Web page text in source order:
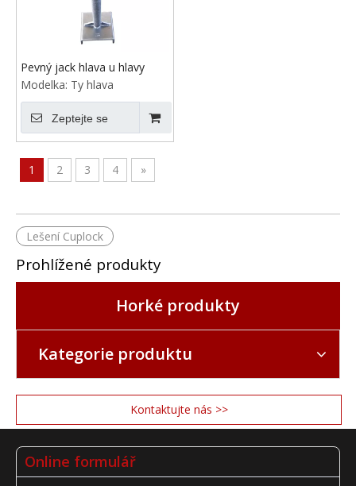
Pevný jack hlava u hlavy
Modelka: Ty hlava
Zeptejte se
1 2 3 4 »
Lešení Cuplock
Prohlížené produkty
Horké produkty
Kategorie produktu
Kontaktujte nás >>
Online formulář